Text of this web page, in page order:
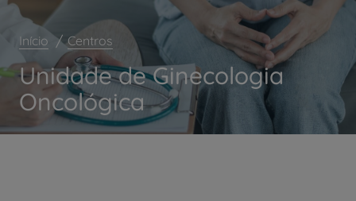
de
acessibilidade. Plano +CUF
My CUF
Clientes e acompanhantes
CUF Academic Center
Para profissionais
Início Centros
Unidade de Ginecologia
Oncológica